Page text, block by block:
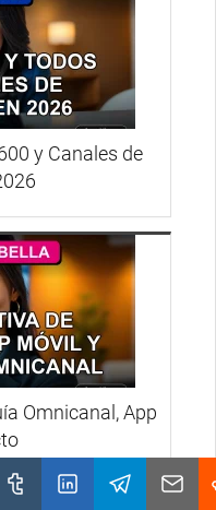
y Canales de
Omnicanal, App